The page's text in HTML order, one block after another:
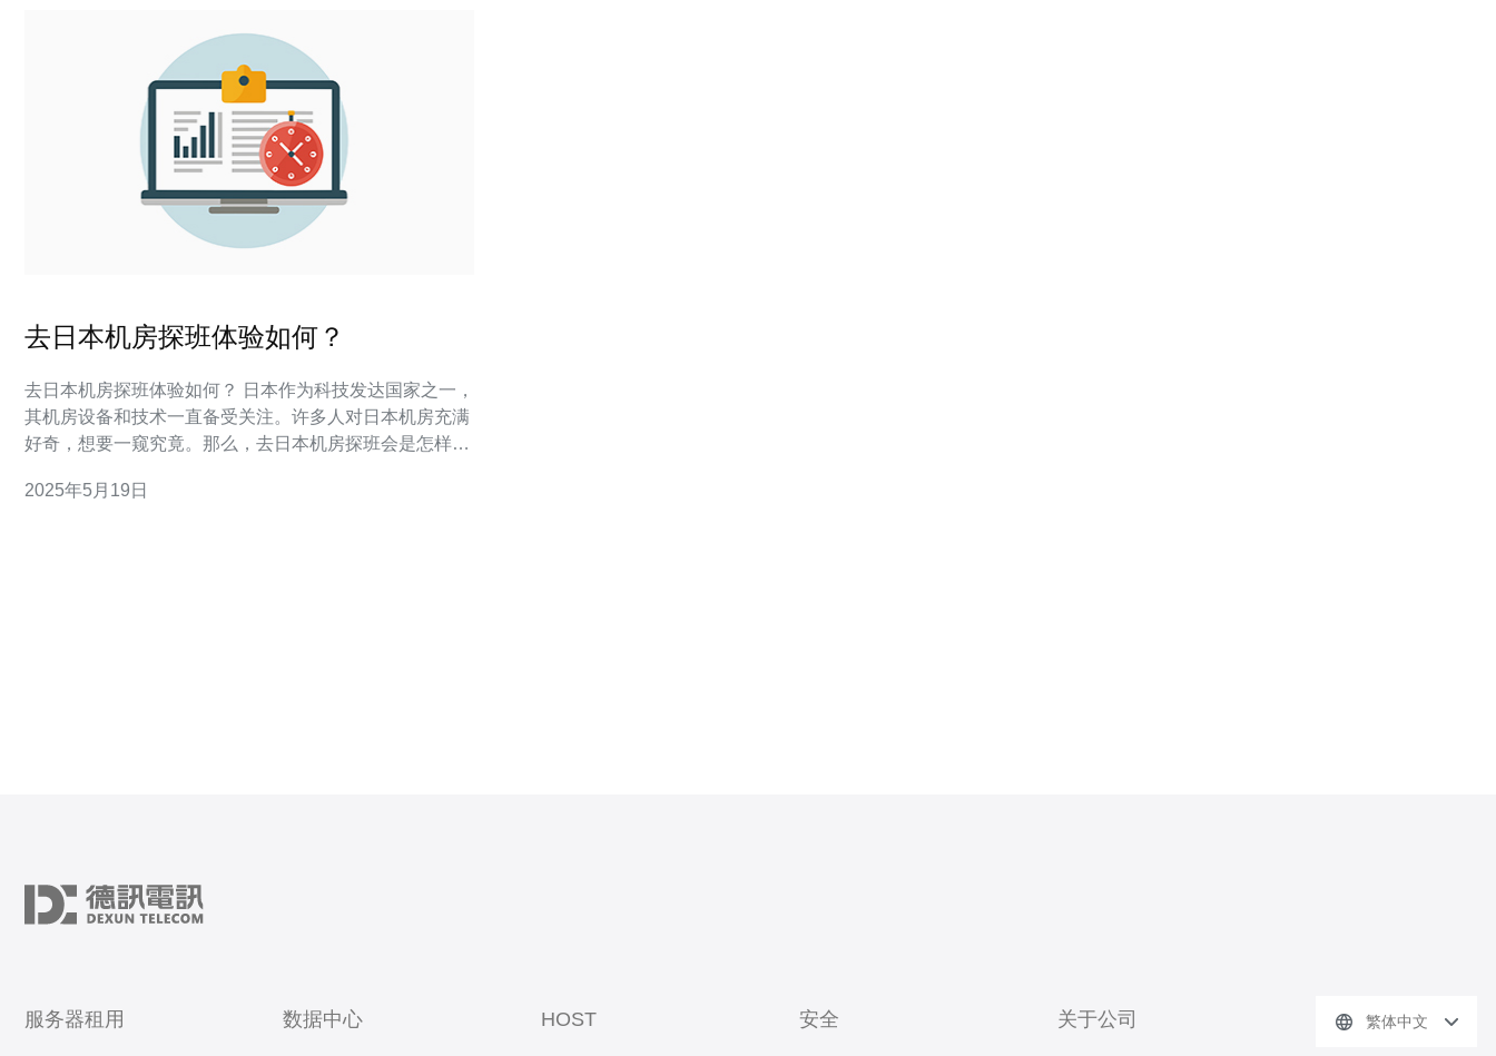
去日本机房探班体验如何？
去日本机房探班体验如何？ 日本作为科技发达国家之一，
其机房设备和技术一直备受关注。许多人对日本机房充满
好奇，想要一窥究竟。那么，去日本机房探班会是怎样的
前，我们需要做一些准备工作。首先，要确保自己有足够
2025年5月19日
服务器租用 数据中心 HOST 安全 关于公司 繁体中文